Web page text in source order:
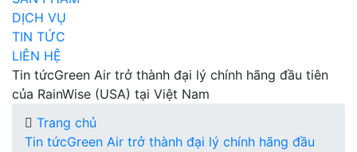
DỊCH VỤ
TIN TỨC
LIÊN HỆ
Tin tứcGreen Air trở thành đại lý chính hãng đầu tiên
của RainWise (USA) tại Việt Nam
Trang chủ
Tin tứcGreen Air trở thành đại lý chính hãng đầu